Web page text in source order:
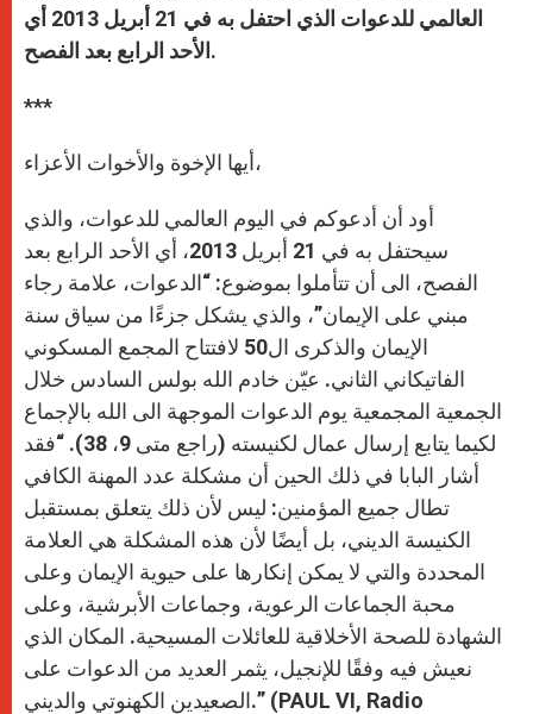
العالمي للدعوات الذي احتفل به في 21 أبريل 2013 أي
الأحد الرابع بعد الفصح.
***
أيها الإخوة والأخوات الأعزاء،
أود أن أدعوكم في اليوم العالمي للدعوات، والذي
سيحتفل به في 21 أبريل 2013، أي الأحد الرابع بعد
الفصح، الى أن تتأملوا بموضوع: “الدعوات، علامة رجاء
مبني على الإيمان”، والذي يشكل جزءًا من سياق سنة
الإيمان والذكرى ال50 لافتتاح المجمع المسكوني
الفاتيكاني الثاني. عيّن خادم الله بولس السادس خلال
الجمعية المجمعية يوم الدعوات الموجهة الى الله بالإجماع
لكيما يتابع إرسال عمال لكنيسته (راجع متى 9، 38). “فقد
أشار البابا في ذلك الحين أن مشكلة عدد المهنة الكافي
تطال جميع المؤمنين: ليس لأن ذلك يتعلق بمستقبل
الكنيسة الديني، بل أيضًا لأن هذه المشكلة هي العلامة
المحددة والتي لا يمكن إنكارها على حيوية الإيمان وعلى
محبة الجماعات الرعوية، وجماعات الأبرشية، وعلى
الشهادة للصحة الأخلاقية للعائلات المسيحية. المكان الذي
نعيش فيه وفقًا للإنجيل، يثمر العديد من الدعوات على
الصعيدين الكهنوتي والديني.” (PAUL VI, Radio